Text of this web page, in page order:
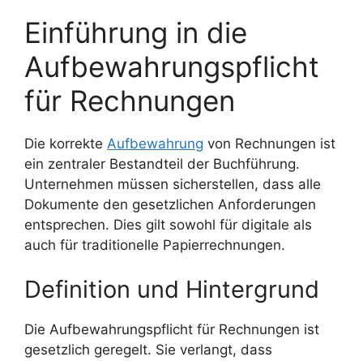
Einführung in die
Aufbewahrungspflicht
für Rechnungen
Die korrekte Aufbewahrung von Rechnungen ist
ein zentraler Bestandteil der Buchführung.
Unternehmen müssen sicherstellen, dass alle
Dokumente den gesetzlichen Anforderungen
entsprechen. Dies gilt sowohl für digitale als
auch für traditionelle Papierrechnungen.
Definition und Hintergrund
Die Aufbewahrungspflicht für Rechnungen ist
gesetzlich geregelt. Sie verlangt, dass